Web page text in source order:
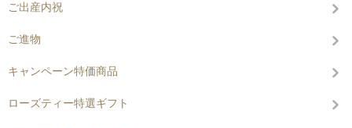
ご出産内祝
ご進物
キャンペーン特価商品
ローズティー特選ギフト